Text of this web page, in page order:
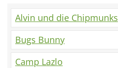
Alvin und die Chipmunks
Bugs Bunny
Camp Lazlo